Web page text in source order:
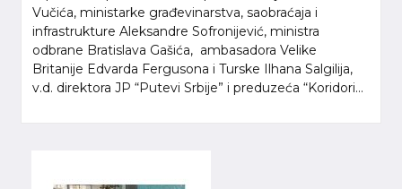
Vučića, ministarke građevinarstva, saobraćaja i
infrastrukture Aleksandre Sofronijević, ministra
odbrane Bratislava Gašića, ambasadora Velike
Britanije Edvarda Fergusona i Turske Ilhana Salgilija,
v.d. direktora JP “Putevi Srbije” i preduzeća “Koridori...